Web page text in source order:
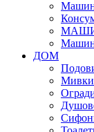
ДОМ
Мивки